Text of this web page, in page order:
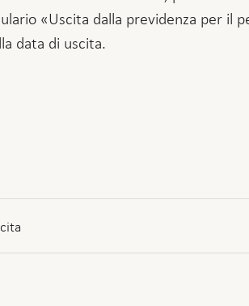
«Uscita dalla previdenza per il
data di uscita.